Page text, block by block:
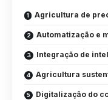
Agricultura de
Automatização e
Integração de
Agricultura
Digitalização do